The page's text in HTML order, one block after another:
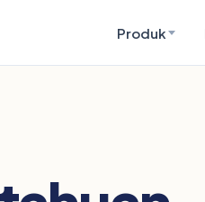
Produk